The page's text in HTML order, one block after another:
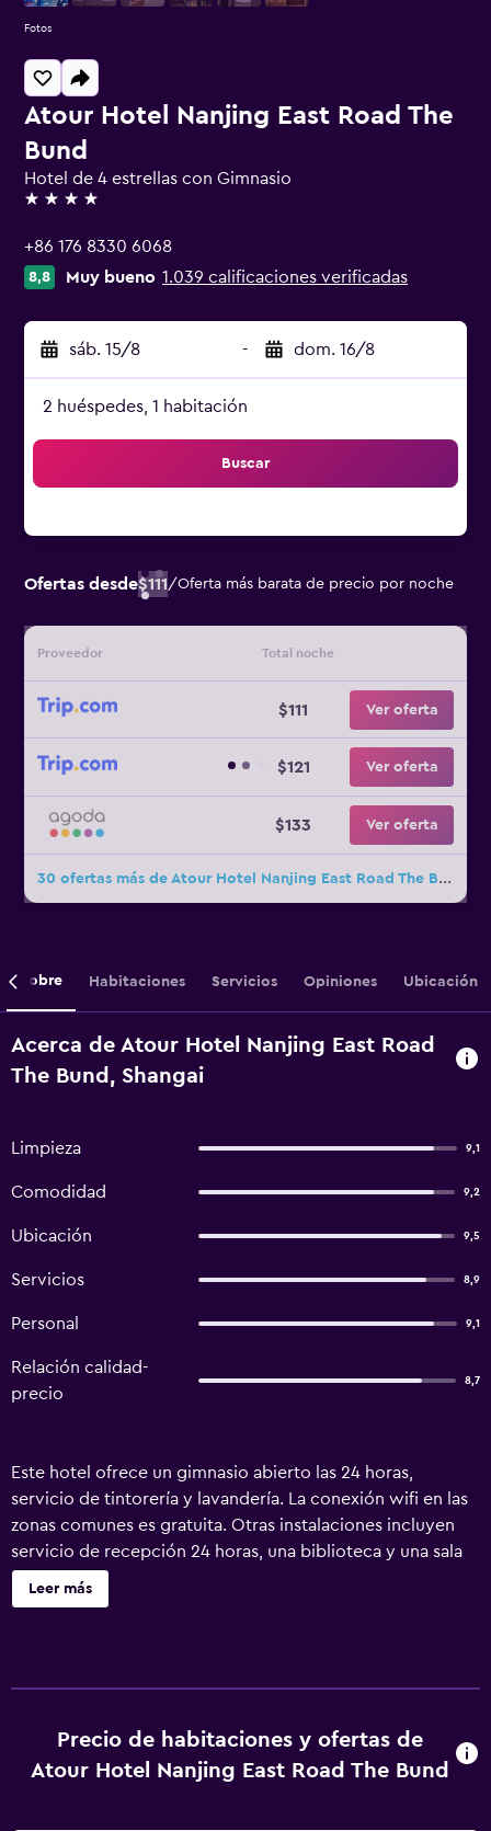
Atour Hotel Nanjing East Road The
Bund
Hotel de 4 estrellas con Gimnasio
4 estrellas
+86 176 8330 6068
8,8 Muy bueno 1.039 calificaciones verificadas
sáb. 15/8 - dom. 16/8
2 huéspedes, 1 habitación
Buscar
Ofertas desde$111/Oferta más barata de precio por noche
Proveedor Total noche
$111 Ver oferta
$121 Ver oferta
$133 Ver oferta
30 ofertas más de Atour Hotel Nanjing East Road The Bund
Fotos
Sobre Habitaciones Servicios Opiniones Ubicación
Acerca de Atour Hotel Nanjing East Road
The Bund, Shangai
Limpieza 9,1
Comodidad 9,2
Ubicación 9,5
Servicios 8,9
Personal 9,1
Relación calidad-
precio
8,7
Este hotel ofrece un gimnasio abierto las 24 horas,
servicio de tintorería y lavandería. La conexión wifi en las
zonas comunes es gratuita. Otras instalaciones incluyen
servicio de recepción 24 horas, una biblioteca y una sala
de estar compartida. Se ofrece servicio de cambio de
toallas a petición. Atour Hotel Nanjing East Road, Shanghai
viscoelásticos y están vestidas con edredón de plumas y
ropa de cama de alta calidad. Cabe destacar que este
Leer más
Precio de habitaciones y ofertas de
Atour Hotel Nanjing East Road The Bund